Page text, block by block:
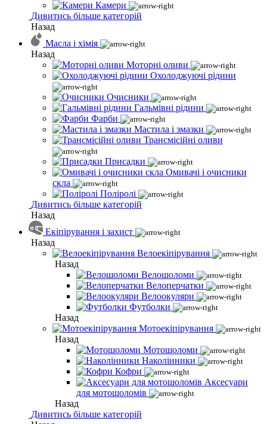
Камери
Дивитись більше категорій
Назад
Масла і хімія
Назад
Моторні оливи
Охолоджуючі рідини
Очисники
Гальмівні рідини
Фарби
Мастила і змазки
Трансмісійні оливи
Присадки
Омивачі і очисники
скла
Поліролі
Дивитись більше категорій
Назад
Екіпірування і захист
Назад
Велоекіпірування
Назад
Велошоломи
Велоперчатки
Велоокуляри
Футболки
Назад
Мотоекіпірування
Назад
Мотошоломи
Наколінники
Кофри
Аксесуари
для мотошоломів
Назад
Дивитись більше категорій